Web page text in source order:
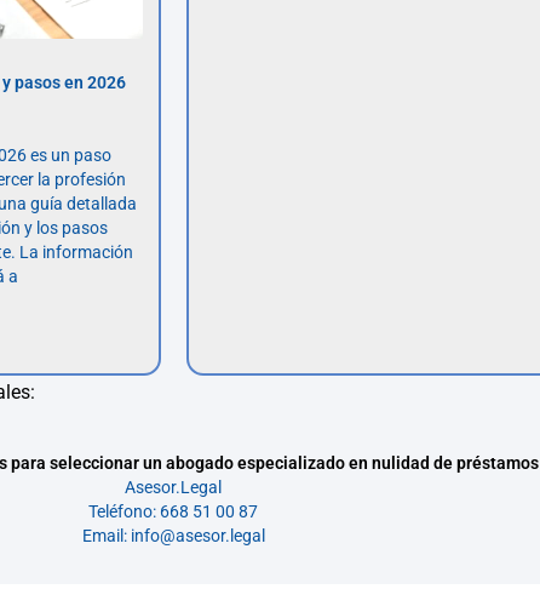
pasos en 2026
es un paso
la profesión
guía detallada
y los pasos
La información
a
para seleccionar un abogado especializado en nulidad de préstamos
Asesor.Legal
Teléfono: 668 51 00 87
Email: info@asesor.legal